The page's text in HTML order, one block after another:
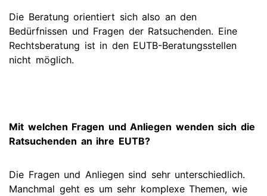
Die Beratung orientiert sich also an den
Bedürfnissen und Fragen der Ratsuchenden. Eine
Rechtsberatung ist in den EUTB-Beratungsstellen
nicht möglich.
Mit welchen Fragen und Anliegen wenden sich die
Ratsuchenden an ihre EUTB?
Die Fragen und Anliegen sind sehr unterschiedlich.
Manchmal geht es um sehr komplexe Themen, wie